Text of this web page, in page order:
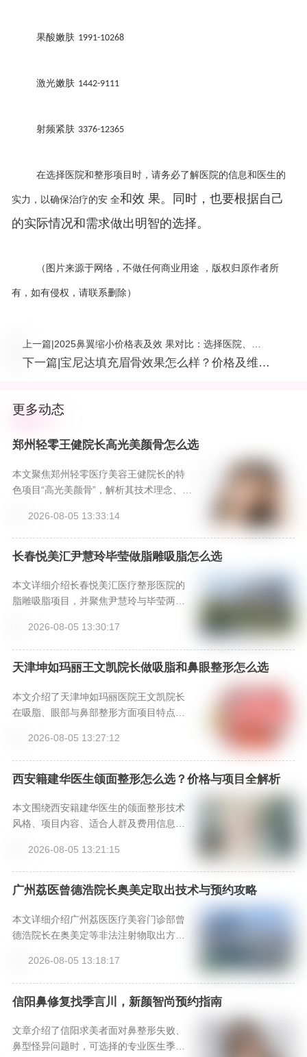
果酸嫩肤 1991-10268
激光嫩肤 1442-9111
射频紧肤 3376-12365
在选择医院和整形项目时，请务必了解医院的信息和医生的
实力，以确保治疗的安 全和效 果。同时，也要根据自己
的实际情况和需求做出明智的选择。
（图片来源于网络，不做任何商业用途 ，版权归原作者所
有，如有侵权，请联系删除）
上一篇|2025鼻翼缩小价格表及效 果对比：选择医院、医
生和手术方式的实用指南
下一篇|宝尼达填充眉骨效果怎么样？价格及维持
更多动态
郑州轻零王健院长高光美颜骨怎么选
本文聚焦郑州轻零医疗美容王健院长的特
色项目“高光美颜骨”，解析其技术理念、核
根据个人基础选择适配方案，并提供正规
预约方式。
2026-08-05 13:33:14
长春悦美汇尹慧玲毕莹做脂雕吸脂怎么选
本文详细介绍长春悦美汇医疗整形医院的
脂雕吸脂项目，并聚焦尹慧玲与毕莹两位
者了解她们的诊疗风格、擅长项目及术后
管理，为选择合适的医生和塑形方案提供
实用参考。
2026-08-05 13:30:17
天津坤如玛丽王文凯院长做吸脂和鼻眼整形怎么选
本文介绍了天津坤如玛丽医院王文凯院长
在吸脂、眼部与鼻部整形方面项目特点与
结合医生整体协调理念，帮助求美者理性
判断改善路径，并提供预约查询方式。
2026-08-05 13:27:12
西安籍建华医生颌面整形怎么选？价格与项目全解析
本文围绕西安籍建华医生的颌面整形技术
风格、项目内容、适合人群及费用信息进
巴调整等具体项目，帮助有面部轮廓改善
需求的人群全面了解。文中提到的医院背
景、医生资历与项目价格信息均为真实内
2026-08-05 13:21:15
广州荔医曾德浩院长奥美定取出技术与预约攻略
本文详细介绍广州荔医医疗美容门诊部曾
德浩院长在奥美定等非法注射物取出方面
智尚小程序预约的实用攻略，帮助有相关
需求的求美者更高效地获取专家诊疗资
源。
2026-08-05 13:18:17
信阳鼻修复找季言川，新颜智尚预约指南
文章介绍了信阳求美者面对鼻整形失败、
鼻型怪异问题时，可选择的专业医生季言